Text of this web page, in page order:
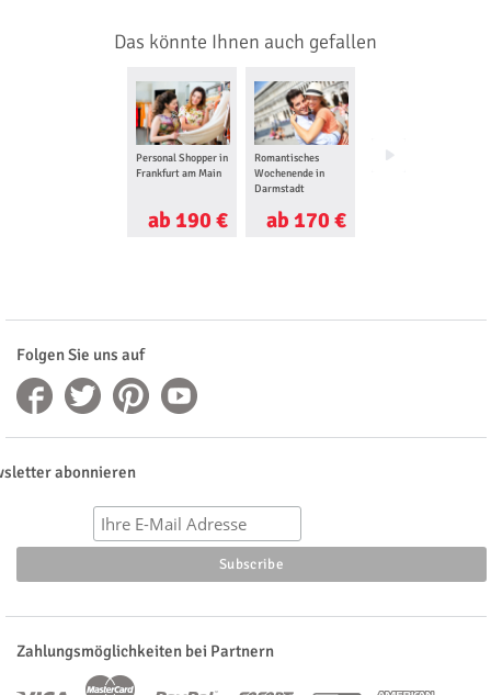
Das könnte Ihnen auch gefallen
Personal Shopper in
Frankfurt am Main
ab 190 €
Romantisches
Wochenende in
Darmstadt
ab 170 €
Stadtführung in
Folgen Sie uns auf
abonnieren
Zahlungsmöglichkeiten bei Partnern